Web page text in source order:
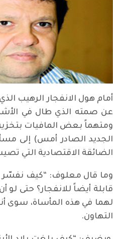
أمام هول الانفجار الرهيب
عن صمته الذي طال في الأشهر
ومتهماً بعض المافيات
الجديد الصادر أمس) إلى
الضائقة الاقتصادية التي
وما قال معلوف: “كيف نفسّر
قابلة أيضاً للانفجار؟ حتى
لهما في هذه المأساة، سوى
التهاون.